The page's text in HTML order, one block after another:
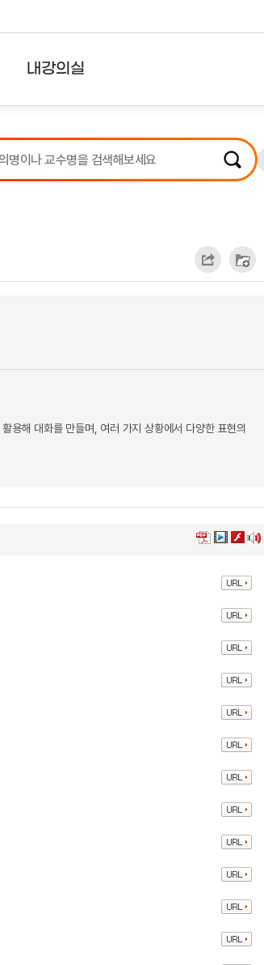
내강의실
강의리스트
수강확인증강의
용해 대화를 만들며, 여러 가지 상황에서 다양한 표현의